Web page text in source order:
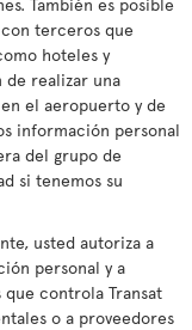
terceros que
hoteles y
realizar una
el aeropuerto y de
información personal
del grupo de
si tenemos su
usted autoriza a
personal y a
controla Transat
o a proveedores